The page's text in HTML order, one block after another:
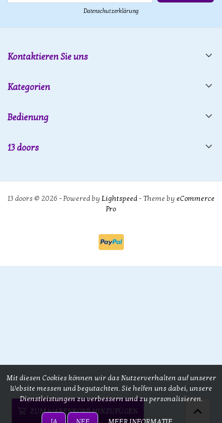
ZUM WARENKORB HINZUFÜGEN
Datenschutzerklärung
Kontaktieren Sie uns
Kategorien
Bedienung
13 doors
13 doors © 2026 - Powered by Lightspeed- Theme by eCommerce
Pro
Mit diesen Cookies können wir das Nutzerverhalten auf unserer
Website messen und begutachten. Sie helfen uns dabei, unsere
Dienstleistungen zu verbessern und zu personalisieren.